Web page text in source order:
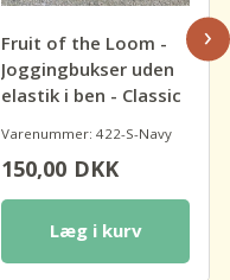
Fruit of the Loom -
Joggingbukser uden
elastik i ben - Classic
Varenummer: 422-S-Navy
150,00DKK
Læg i kurv
›